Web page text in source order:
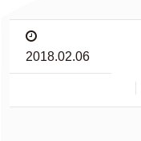
2018.02.06